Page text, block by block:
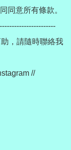
同意所有條款。
，請隨時聯絡我
//